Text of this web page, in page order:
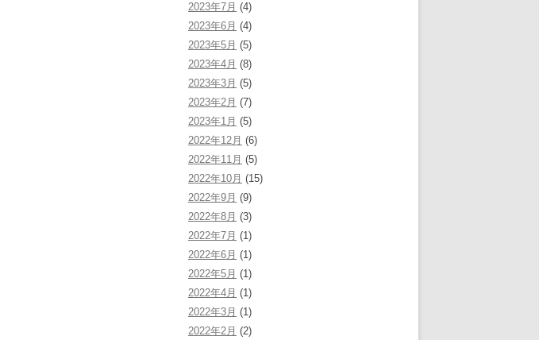
2023年7月 (4)
2023年6月 (4)
2023年5月 (5)
2023年4月 (8)
2023年3月 (5)
2023年2月 (7)
2023年1月 (5)
2022年12月 (6)
2022年11月 (5)
2022年10月 (15)
2022年9月 (9)
2022年8月 (3)
2022年7月 (1)
2022年6月 (1)
2022年5月 (1)
2022年4月 (1)
2022年3月 (1)
2022年2月 (2)